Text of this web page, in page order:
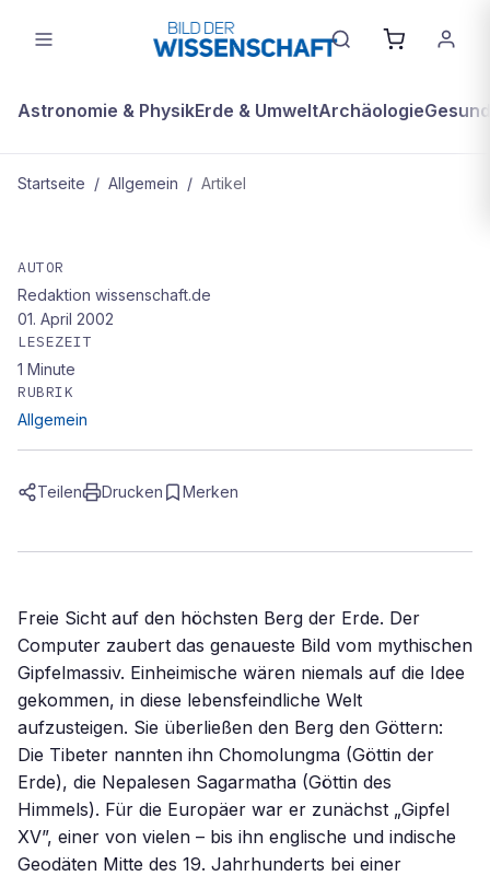
Astronomie & PhysikErde & UmweltArchäologie
Startseite / Allgemein / Artikel
Mt. Everest – wie Reinhold Messner
ihn nie sah
AUTOR
Redaktion wissenschaft.de
01. April 2002
LESEZEIT
1 Minute
RUBRIK
Allgemein
Teilen Drucken Merken
Freie Sicht auf den höchsten Berg der Erde. Der
Computer zaubert das genaueste Bild vom mythischen
Gipfelmassiv. Einheimische wären niemals auf die Idee
gekommen, in diese lebensfeindliche Welt
aufzusteigen. Sie überließen den Berg den Göttern:
Die Tibeter nannten ihn Chomolungma (Göttin der
Erde), die Nepalesen Sagarmatha (Göttin des
Himmels). Für die Europäer war er zunächst „Gipfel
XV”, einer von vielen – bis ihn englische und indische
Geodäten Mitte des 19. Jahrhunderts bei einer